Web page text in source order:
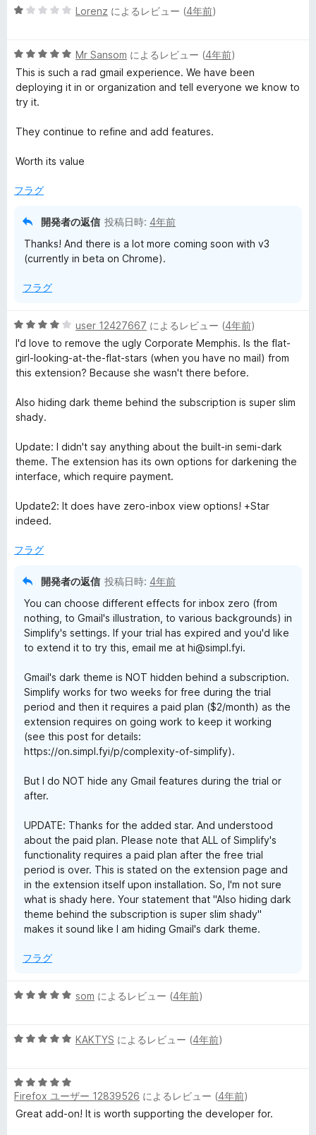
5
中
1
の
評
Lorenz によるレビュー (4年前)
5
段
階
中
の
価
Mr Sansom によるレビュー (4年前)
This is such a rad gmail experience. We have been
deploying it in or organization and tell everyone we know to
try it.
They continue to refine and add features.
Worth its value
フラグ
開発者の返信 投稿日時: 4年前
Thanks! And there is a lot more coming soon with v3
(currently in beta on Chrome).
フラグ
5
段
階
中
の
評
user 12427667 によるレビュー (4年前)
I'd love to remove the ugly Corporate Memphis. Is the flat-
girl-looking-at-the-flat-stars (when you have no mail) from
this extension? Because she wasn't there before.
Also hiding dark theme behind the subscription is super slim
shady.
Update: I didn't say anything about the built-in semi-dark
theme. The extension has its own options for darkening the
interface, which require payment.
Update2: It does have zero-inbox view options! +Star
indeed.
フラグ
開発者の返信 投稿日時: 4年前
You can choose different effects for inbox zero (from
nothing, to Gmail's illustration, to various backgrounds) in
Simplify's settings. If your trial has expired and you'd like
to extend it to try this, email me at hi@simpl.fyi.
Gmail's dark theme is NOT hidden behind a subscription.
Simplify works for two weeks for free during the trial
period and then it requires a paid plan ($2/month) as the
extension requires on going work to keep it working
(see this post for details:
https://on.simpl.fyi/p/complexity-of-simplify).
But I do NOT hide any Gmail features during the trial or
after.
UPDATE: Thanks for the added star. And understood
about the paid plan. Please note that ALL of Simplify's
functionality requires a paid plan after the free trial
period is over. This is stated on the extension page and
in the extension itself upon installation. So, I'm not sure
what is shady here. Your statement that "Also hiding dark
theme behind the subscription is super slim shady"
makes it sound like I am hiding Gmail's dark theme.
フラグ
5
中
評
価
som によるレビュー (4年前)
5
中
5
の
KAKTYS によるレビュー (4年前)
5
段
階
Firefox ユーザー 12839526 によるレビュー (4年前)
Great add-on! It is worth supporting the developer for.